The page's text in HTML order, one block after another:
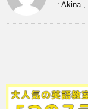
:Akina,